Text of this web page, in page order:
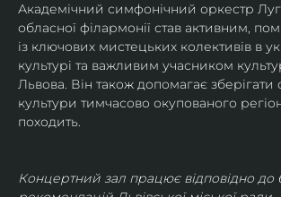
Академічний симфонічний оркестр
обласної філармонії став активним,
із ключових мистецьких колективів в
культурі та важливим учасником
Львова. Він також допомагає
культури тимчасово окупованого
походить.
Концертний зал працює відповідно до